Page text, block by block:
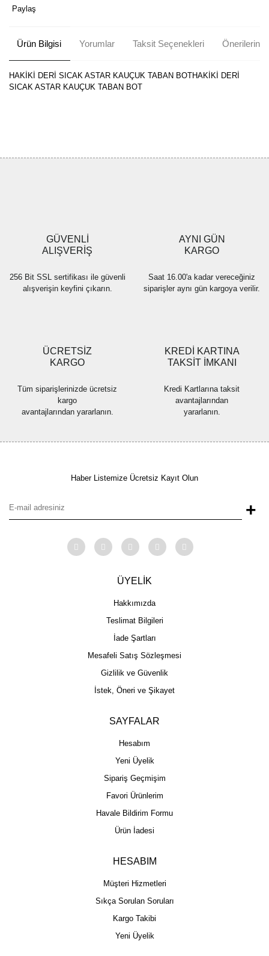
Paylaş
Ürün Bilgisi Yorumlar Taksit Seçenekleri Önerileriniz
HAKİKİ DERİ SICAK ASTAR KAUÇUK TABAN BOTHAKİKİ DERİ
SICAK ASTAR KAUÇUK TABAN BOT
Ürün fiyatı diğer sitelerden daha pahalı.
Bu ürüne benzer farklı alternatifler olmalı.
GÜVENLİ
ALIŞVERİŞ
256 Bit SSL sertifikası ile güvenli
alışverişin keyfini çıkarın.
AYNI GÜN
KARGO
Saat 16.00'a kadar vereceğiniz
siparişler aynı gün kargoya verilir.
ÜCRETSİZ
KARGO
Tüm siparişlerinizde ücretsiz
kargo
avantajlarından yararlanın.
KREDİ KARTINA
TAKSİT İMKANI
Kredi Kartlarına taksit
avantajlarından
yararlanın.
Haber Listemize Ücretsiz Kayıt Olun
+
ÜYELİK
Hakkımızda
Teslimat Bilgileri
İade Şartları
Mesafeli Satış Sözleşmesi
Gizlilik ve Güvenlik
İstek, Öneri ve Şikayet
SAYFALAR
Hesabım
Yeni Üyelik
Sipariş Geçmişim
Favori Ürünlerim
Havale Bildirim Formu
Ürün İadesi
HESABIM
Müşteri Hizmetleri
Sıkça Sorulan Soruları
Kargo Takibi
Yeni Üyelik